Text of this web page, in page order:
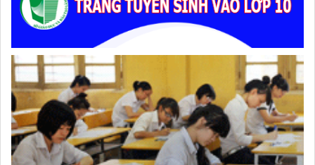
Đẩy mạnh truyền thông về giáo dục nghề nghiệp trong toàn
ngành năm 2026
Giữ vững nền tảng tư tưởng của Ðảng từ học đường
viên, Tuyên truyền viên giỏi toàn quốc năm 2026 – Khu vực II
Dạy học tích hợp AI để hình thành tư duy số
“Ngôi nhà nhân ái” chắp cánh ước mơ đến trường